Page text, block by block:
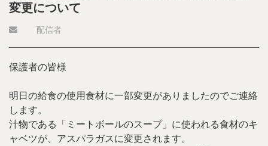
変更について
配信者
保護者の皆様
明日の給食の使用食材に一部変更がありましたのでご連絡
します。
汁物である「ミートボールのスープ」に使われる食材のキ
ャベツが、アスパラガスに変更されます。